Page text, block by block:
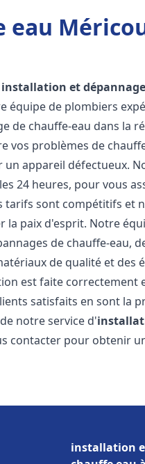
eau
installation et
équipe de plombiers
de chauffe-eau dans la
problèmes de
appareil défectueux.
24 heures, pour vous
tarifs sont compétitifs et
la paix d'esprit. Notre
de chauffe-eau,
de qualité et des
est faite correctement
satisfaits en sont la
notre service d'
contacter pour obtenir
installation